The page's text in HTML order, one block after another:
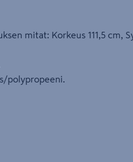
mitat: Korkeus 111,5 cm,
polypropeeni.